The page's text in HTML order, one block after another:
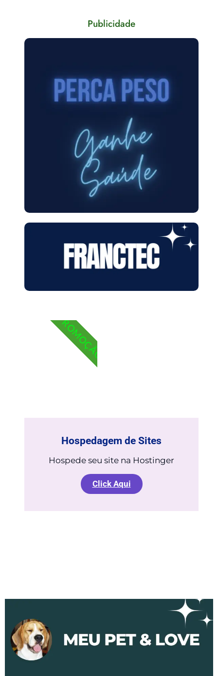
Publicidade
Hospedagem de Sites
Hospede seu site na Hostinger
Click Aqui
PROMOÇÃO